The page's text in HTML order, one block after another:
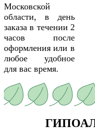
Московской
области, в день
заказа в течении 2
часов после
оформления или в
любое удобное
для вас время.